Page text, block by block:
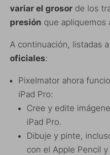
variar el grosor de los
presión que apliquemos
A continuación, listadas
oficiales:
Pixelmator ahora
iPad Pro:
Cree y edite
iPad Pro.
Dibuje y pinte,
con el Apple Pencil